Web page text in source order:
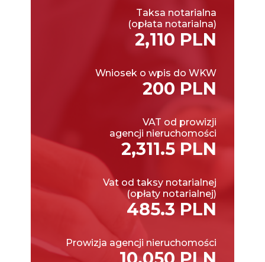
Taksa notarialna
(opłata notarialna)
2,110 PLN
Wniosek o wpis do WKW
200 PLN
VAT od prowizji
agencji nieruchomości
2,311.5 PLN
Vat od taksy notarialnej
(opłaty notarialnej)
485.3 PLN
Prowizja agencji nieruchomości